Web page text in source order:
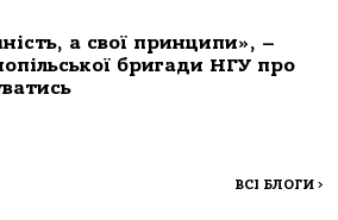
а свої принципи», –
бригади НГУ про
ВСІ БЛОГИ >